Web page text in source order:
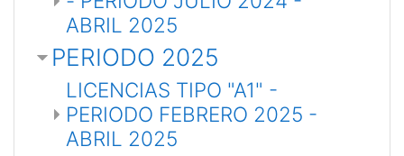
ABRIL 2025
PERIODO 2025
LICENCIAS TIPO "A1" -
PERIODO FEBRERO 2025 -
ABRIL 2025